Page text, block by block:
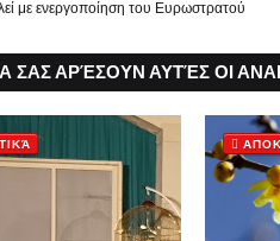
με ενεργοποίηση του Ευρωστρατού
ΣΑΣ ΑΡΈΣΟΥΝ ΑΥΤΈΣ ΟΙ